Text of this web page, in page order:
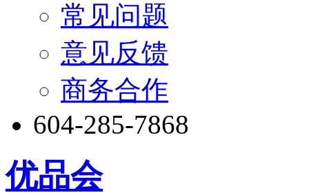
常见问题
意见反馈
商务合作
604-285-7868
优品会